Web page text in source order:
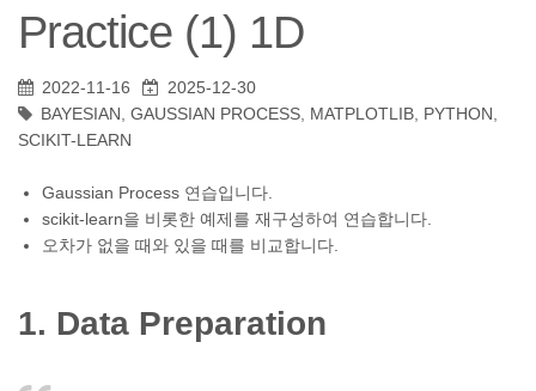
Practice (1) 1D
2022-11-16
2025-12-30
BAYESIAN GAUSSIAN PROCESS MATPLOTLIB PYTHON
SCIKIT-LEARN
Gaussian Process 연습입니다.
scikit-learn을 비롯한 예제를 재구성하여 연습합니다.
오차가 없을 때와 있을 때를 비교합니다.
1. Data Preparation